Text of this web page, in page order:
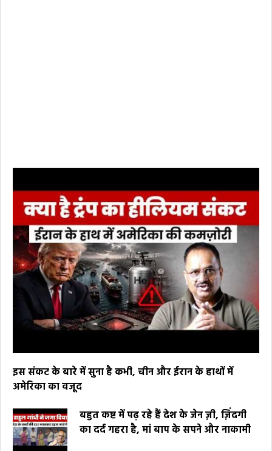
इस संकट के बारे में सुना है कभी, चीन और ईरान के हाथों में
अमेरिका का वजूद
बहुत कष्ट में पढ़ रहे हैं देश के जेन ज़ी, ज़िंदगी
का दर्द गहरा है, मां बाप के सपने और नाकामी